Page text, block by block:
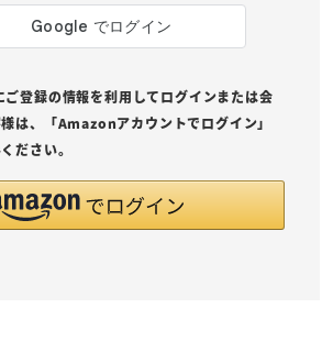
登録の情報を利用してログインまたは会
は、「Amazonアカウントでログイン」
ださい。